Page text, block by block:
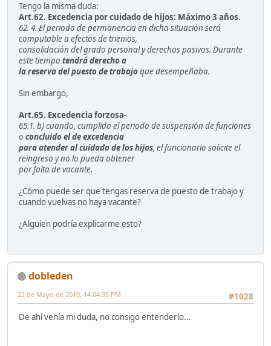
Tengo la misma duda:
Art.62. Excedencia por cuidado de hijos: Máximo 3 años.
62. 4. El periodo de permanencia en dicha situación será
computable a efectos de trienios,
consolidación del grado personal y derechos pasivos. Durante
este tiempo tendrá derecho a
la reserva del puesto de trabajoque desempeñaba.
Sin embargo,
Art.65. Excedencia forzosa-
65.1. b) cuando, cumplido el periodo de suspensión de funciones
o concluido el de excedencia
para atender al cuidado de los hijos, el funcionario solicite el
reingreso y no lo pueda obtener
por falta de vacante.
¿Cómo puede ser que tengas reserva de puesto de trabajo y
cuando vuelvas no haya vacante?
¿Alguien podría explicarme esto?
dobleden
#1028
22 de Mayo de 2019, 14:04:35 PM
De ahí venía mi duda, no consigo entenderlo...